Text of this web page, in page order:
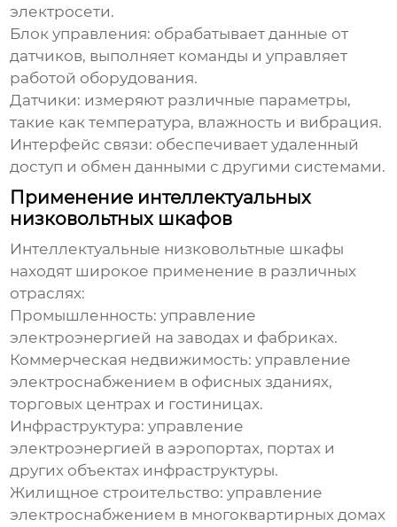
электросети.
Блок управления: обрабатывает данные от
датчиков, выполняет команды и управляет
работой оборудования.
Датчики: измеряют различные параметры,
такие как температура, влажность и вибрация.
Интерфейс связи: обеспечивает удаленный
доступ и обмен данными с другими системами.
Применение интеллектуальных
низковольтных шкафов
Интеллектуальные низковольтные шкафы
находят широкое применение в различных
отраслях:
Промышленность: управление
электроэнергией на заводах и фабриках.
Коммерческая недвижимость: управление
электроснабжением в офисных зданиях,
торговых центрах и гостиницах.
Инфраструктура: управление
электроэнергией в аэропортах, портах и
других объектах инфраструктуры.
Жилищное строительство: управление
электроснабжением в многоквартирных домах